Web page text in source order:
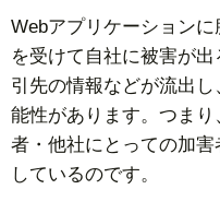
Webアプリケーション
を受けて自社に被害が
引先の情報などが流出
能性があります。つま
者・他社にとっての加
しているのです。